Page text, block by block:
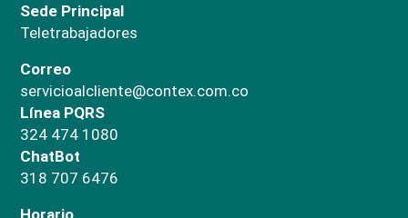
Sede Principal
Teletrabajadores
Correo
servicioalcliente@contex.com.co
Línea PQRS
324 474 1080
ChatBot
318 707 6476
Horario